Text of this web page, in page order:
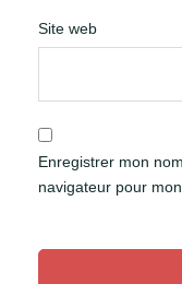
Site web
Enregistrer mon
navigateur pour